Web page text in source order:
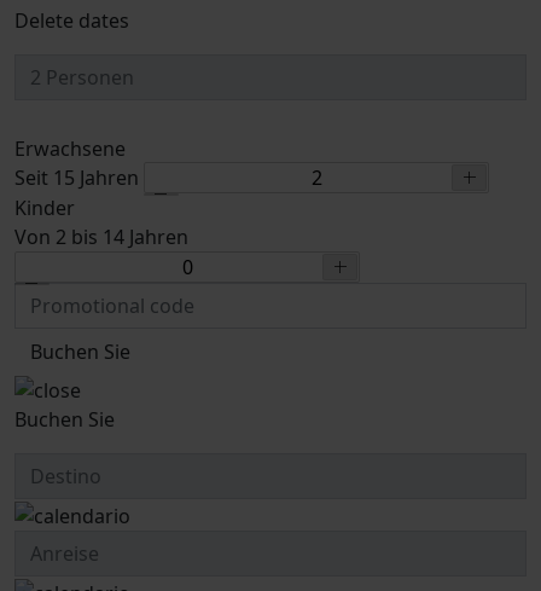
Delete dates
Erwachsene
Seit 15 Jahren
Kinder
Von 2 bis 14 Jahren
Buchen Sie
Buchen Sie